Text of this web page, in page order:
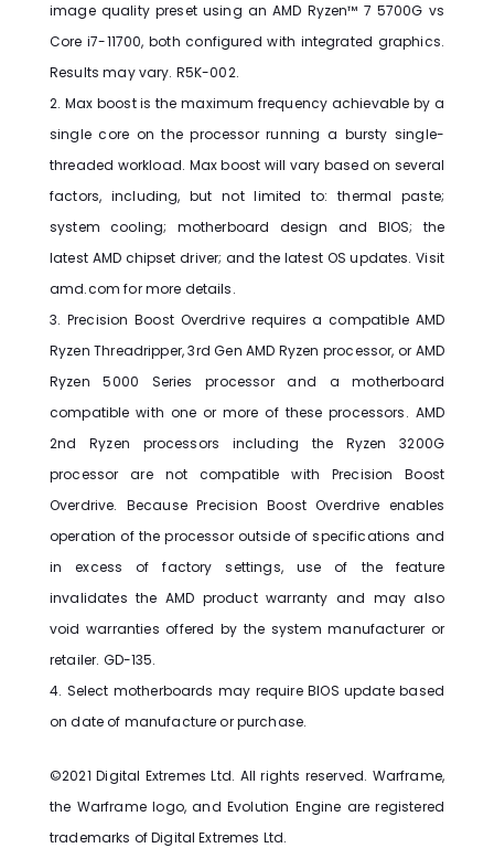
image quality preset using an AMD Ryzen™ 7 5700G vs
Core i7-11700, both configured with integrated graphics.
Results may vary. R5K-002.
2. Max boost is the maximum frequency achievable by a
single core on the processor running a bursty single-
threaded workload. Max boost will vary based on several
factors, including, but not limited to: thermal paste;
system cooling; motherboard design and BIOS; the
latest AMD chipset driver; and the latest OS updates. Visit
amd.com for more details.
3. Precision Boost Overdrive requires a compatible AMD
Ryzen Threadripper, 3rd Gen AMD Ryzen processor, or AMD
Ryzen 5000 Series processor and a motherboard
compatible with one or more of these processors. AMD
2nd Ryzen processors including the Ryzen 3200G
processor are not compatible with Precision Boost
Overdrive. Because Precision Boost Overdrive enables
operation of the processor outside of specifications and
in excess of factory settings, use of the feature
invalidates the AMD product warranty and may also
void warranties offered by the system manufacturer or
retailer. GD-135.
4. Select motherboards may require BIOS update based
on date of manufacture or purchase.
©2021 Digital Extremes Ltd. All rights reserved. Warframe,
the Warframe logo, and Evolution Engine are registered
trademarks of Digital Extremes Ltd.